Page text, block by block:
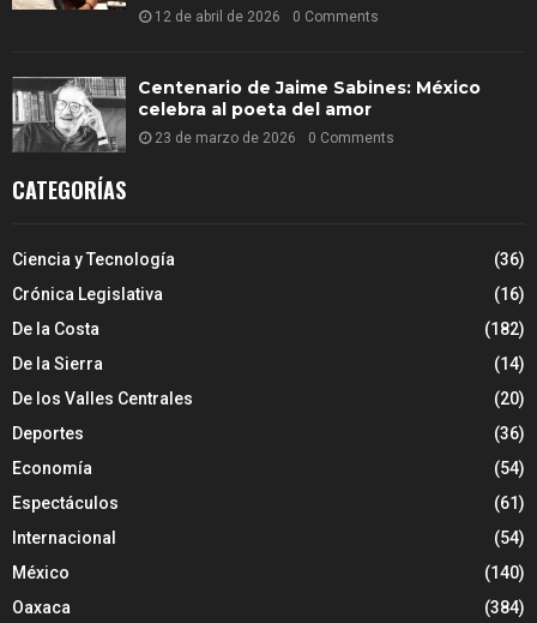
12 de abril de 2026 0 Comments
Centenario de Jaime Sabines: México
celebra al poeta del amor
23 de marzo de 2026 0 Comments
CATEGORÍAS
Ciencia y Tecnología
(36)
Crónica Legislativa
(16)
De la Costa
(182)
De la Sierra
(14)
De los Valles Centrales
(20)
Deportes
(36)
Economía
(54)
Espectáculos
(61)
Internacional
(54)
México
(140)
Oaxaca
(384)